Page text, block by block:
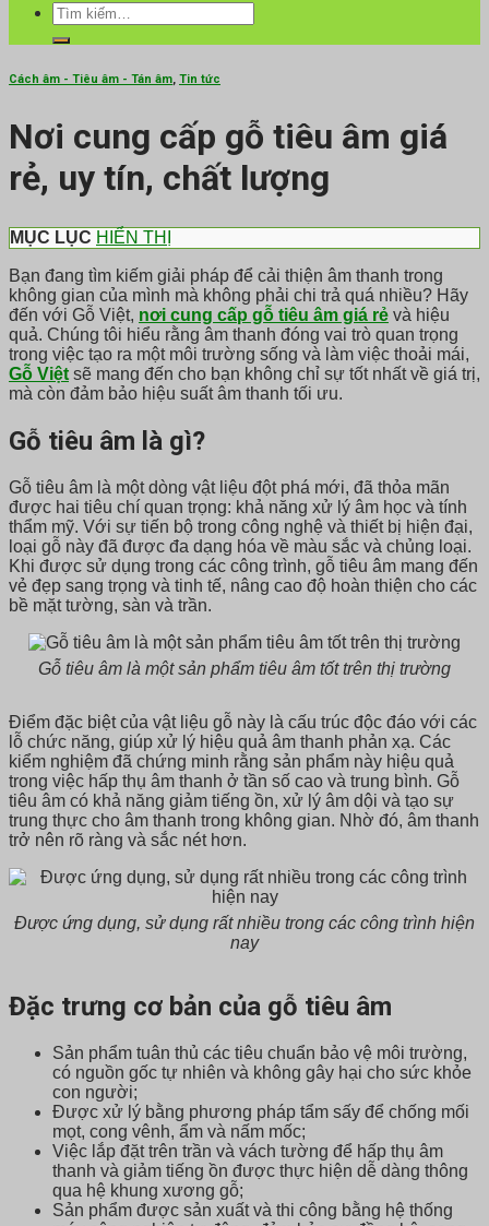
Tìm
kiếm:
Cách âm - Tiêu âm - Tán âm, Tin tức
Nơi cung cấp gỗ tiêu âm giá
rẻ, uy tín, chất lượng
MỤC LỤC HIỂN THỊ
Bạn đang tìm kiếm giải pháp để cải thiện âm thanh trong
không gian của mình mà không phải chi trả quá nhiều? Hãy
đến với Gỗ Việt, nơi cung cấp gỗ tiêu âm giá rẻ và hiệu
quả. Chúng tôi hiểu rằng âm thanh đóng vai trò quan trọng
trong việc tạo ra một môi trường sống và làm việc thoải mái,
Gỗ Việt sẽ mang đến cho bạn không chỉ sự tốt nhất về giá trị,
mà còn đảm bảo hiệu suất âm thanh tối ưu.
Gỗ tiêu âm là gì?
Gỗ tiêu âm là một dòng vật liệu đột phá mới, đã thỏa mãn
được hai tiêu chí quan trọng: khả năng xử lý âm học và tính
thẩm mỹ. Với sự tiến bộ trong công nghệ và thiết bị hiện đại,
loại gỗ này đã được đa dạng hóa về màu sắc và chủng loại.
Khi được sử dụng trong các công trình, gỗ tiêu âm mang đến
vẻ đẹp sang trọng và tinh tế, nâng cao độ hoàn thiện cho các
bề mặt tường, sàn và trần.
Gỗ tiêu âm là một sản phẩm tiêu âm tốt trên thị trường
Điểm đặc biệt của vật liệu gỗ này là cấu trúc độc đáo với các
lỗ chức năng, giúp xử lý hiệu quả âm thanh phản xạ. Các
kiểm nghiệm đã chứng minh rằng sản phẩm này hiệu quả
trong việc hấp thụ âm thanh ở tần số cao và trung bình. Gỗ
tiêu âm có khả năng giảm tiếng ồn, xử lý âm dội và tạo sự
trung thực cho âm thanh trong không gian. Nhờ đó, âm thanh
trở nên rõ ràng và sắc nét hơn.
Được ứng dụng, sử dụng rất nhiều trong các công trình hiện
nay
Đặc trưng cơ bản của gỗ tiêu âm
Sản phẩm tuân thủ các tiêu chuẩn bảo vệ môi trường,
có nguồn gốc tự nhiên và không gây hại cho sức khỏe
con người;
Được xử lý bằng phương pháp tẩm sấy để chống mối
mọt, cong vênh, ẩm và nấm mốc;
Việc lắp đặt trên trần và vách tường để hấp thụ âm
thanh và giảm tiếng ồn được thực hiện dễ dàng thông
qua hệ khung xương gỗ;
Sản phẩm được sản xuất và thi công bằng hệ thống